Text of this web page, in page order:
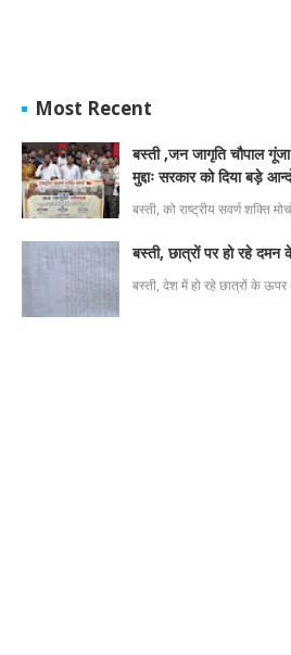
Most Recent
बस्ती ,जन जागृति चौपाल
मुद्दाः सरकार को दिया बड़े
बस्ती, को राष्ट्रीय सवर्ण शक्ति
बस्ती, छात्रों पर हो रहे दमन
बस्ती, देश में हो रहे छात्रों के